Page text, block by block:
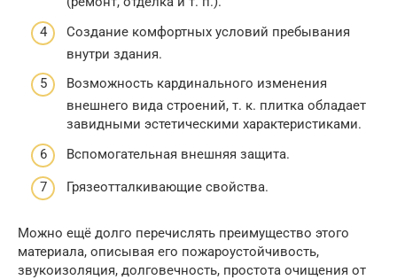
Создание комфортных условий пребывания
внутри здания.
Возможность кардинального изменения
внешнего вида строений, т. к. плитка обладает
завидными эстетическими характеристиками.
Вспомогательная внешняя защита.
Грязеотталкивающие свойства.
Можно ещё долго перечислять преимущество этого
материала, описывая его пожароустойчивость,
звукоизоляция, долговечность, простота очищения от